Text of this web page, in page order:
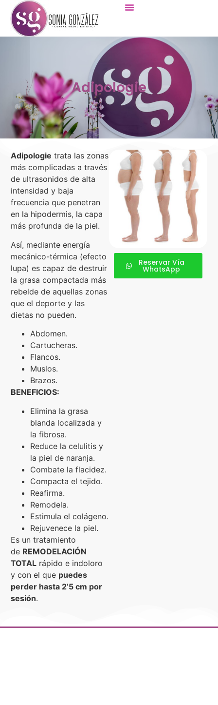
Adipologie
Adipologie trata las zonas
más complicadas a través
de ultrasonidos de alta
intensidad y baja
frecuencia que penetran
en la hipodermis, la capa
más profunda de la piel.
Así, mediante energía
mecánico-térmica (efecto
lupa) es capaz de destruir
la grasa compactada más
rebelde de aquellas zonas
que el deporte y las
dietas no pueden.
Abdomen.
Cartucheras.
Flancos.
Muslos.
Brazos.
BENEFICIOS:
Elimina la grasa
blanda localizada y
la fibrosa.
Reduce la celulitis y
la piel de naranja.
Combate la flacidez.
Compacta el tejido.
Reafirma.
Remodela.
Estimula el colágeno.
Rejuvenece la piel.
Es un tratamiento
de REMODELACIÓN
TOTAL rápido e indoloro
y con el que puedes
perder hasta 2’5 cm por
sesión.
Reservar Vía
WhatsApp